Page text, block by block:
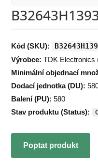
Kód (SKU):
Výrobce: TDK Electronics
Minimální objednací
Dodací jednotka (DU):
Balení (PU): 580
Stav produktu (Status):
Poptat produkt